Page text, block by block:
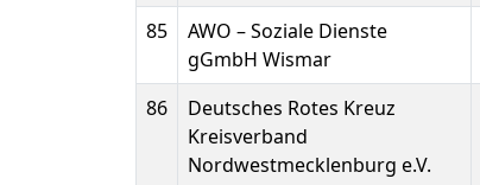
85
AWO – Soziale Dienste
gGmbH Wismar
86
Deutsches Rotes Kreuz
Kreisverband
Nordwestmecklenburg e.V.